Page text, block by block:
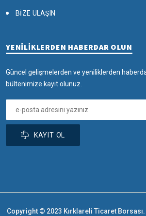
BİZE ULAŞIN
YENİLİKLERDEN HABERDAR OLUN
Güncel gelişmelerden ve yeniliklerden
bültenimize kayıt olunuz.
KAYIT OL
Copyright © 2023 Kırklareli Ticaret Borsası.